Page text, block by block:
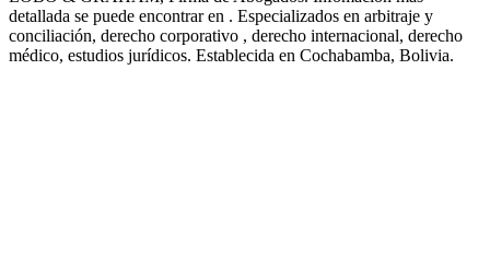
detallada se puede encontrar en . Especializados en arbitraje y
conciliación, derecho corporativo , derecho internacional, derecho
médico, estudios jurídicos. Establecida en Cochabamba, Bolivia.